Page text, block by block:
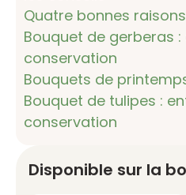
Quatre bonnes
Bouquet de gerberas
conservation
Bouquets de
Bouquet de tulipes :
conservation
Disponible sur la